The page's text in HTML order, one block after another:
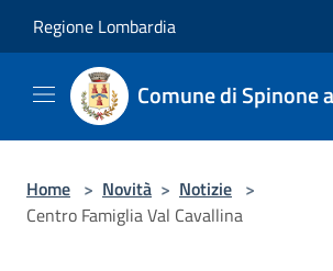
Regione Lombardia
Comune di Spinone
Home > Novità > Notizie >
Centro Famiglia Val Cavallina